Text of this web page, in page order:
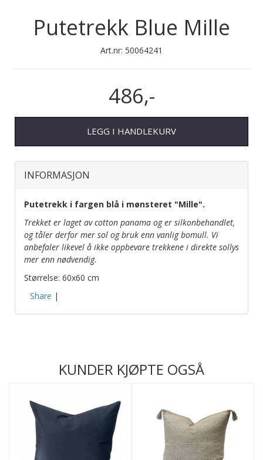
Putetrekk Blue Mille
Art.nr: 50064241
486,-
LEGG I HANDLEKURV
INFORMASJON
Putetrekk i fargen blå i mønsteret "Mille".
Trekket er laget av cotton panama og er silkonbehandlet,
og tåler derfor mer sol og bruk enn vanlig bomull. Vi
anbefaler likevel å ikke oppbevare trekkene i direkte sollys
mer enn nødvendig.
Størrelse: 60x60 cm
Share |
KUNDER KJØPTE OGSÅ